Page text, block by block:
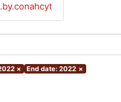
× End date: 2022 ×